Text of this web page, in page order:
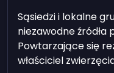
Sąsiedzi i lokalne
niezawodne źródła
Powtarzające się
właściciel